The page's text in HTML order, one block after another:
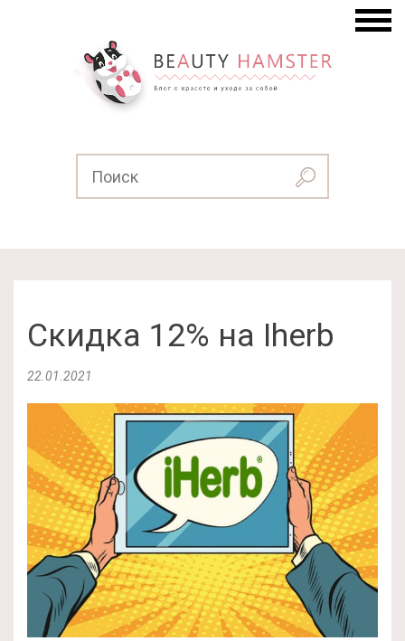
Скидка 12% на Iherb
22.01.2021